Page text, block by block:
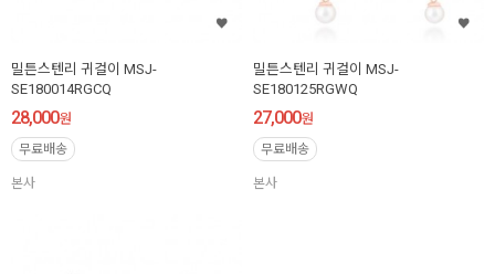
밀튼스텐리 귀걸이 MSJ-
SE180014RGCQ
28,000원
무료배송
본사
밀튼스텐리 귀걸이 MSJ-
SE180125RGWQ
27,000원
무료배송
본사